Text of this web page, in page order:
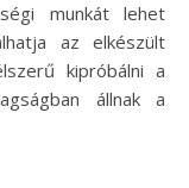
munkát lehet
az elkészült
kipróbálni a
állnak a